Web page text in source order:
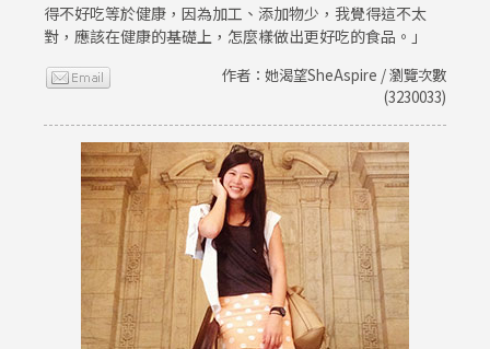
得不好吃等於健康，因為加工、添加物少，我覺得這不太
對，應該在健康的基礎上，怎麼樣做出更好吃的食品。」
作者：她渴望SheAspire / 瀏覽次數
(3230033)